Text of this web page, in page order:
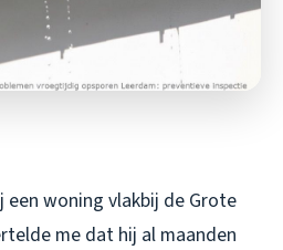
woning vlakbij de Grote
me dat hij al maanden